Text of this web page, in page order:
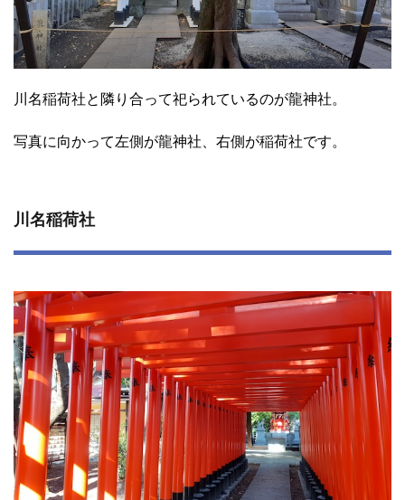
川名稲荷社と隣り合って祀られているのが龍神社。
写真に向かって左側が龍神社、右側が稲荷社です。
川名稲荷社